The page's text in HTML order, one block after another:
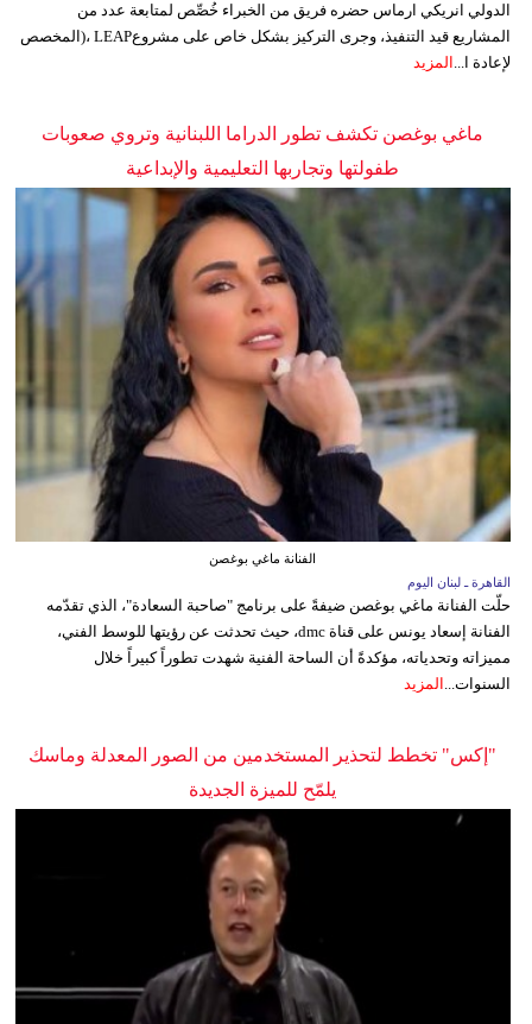
الدولي انريكي ارماس حضره فريق من الخبراء خُصِّص لمتابعة عدد من
المشاريع قيد التنفيذ، وجرى التركيز بشكل خاص على مشروعLEAP ،(المخصص
لإعادة ا... المزيد
ماغي بوغصن تكشف تطور الدراما اللبنانية وتروي صعوبات
طفولتها وتجاربها التعليمية والإبداعية
الفنانة ماغي بوغصن
القاهرة ـ لبنان اليوم
حلّت الفنانة ماغي بوغصن ضيفةً على برنامج "صاحبة السعادة"، الذي تقدّمه
الفنانة إسعاد يونس على قناة dmc، حيث تحدثت عن رؤيتها للوسط الفني،
مميزاته وتحدياته، مؤكدةً أن الساحة الفنية شهدت تطوراً كبيراً خلال
السنوات...
المزيد
"إكس" تخطط لتحذير المستخدمين من الصور المعدلة وماسك
يلمّح للميزة الجديدة